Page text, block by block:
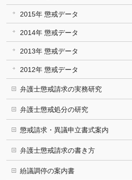
2015年 懲戒データ
2014年 懲戒データ
2013年 懲戒データ
2012年 懲戒データ
弁護士懲戒請求の実務研究
弁護士懲戒処分の研究
懲戒請求・異議申立書式案内
弁護士懲戒請求の書き方
紛議調停の案内書